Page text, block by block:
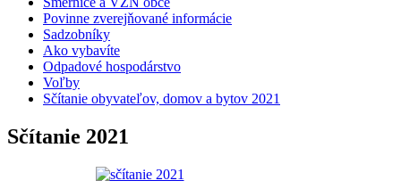
Povinne zverejňované informácie
Sadzobníky
Ako vybavíte
Odpadové hospodárstvo
Voľby
Sčítanie obyvateľov, domov a bytov 2021
Sčítanie 2021